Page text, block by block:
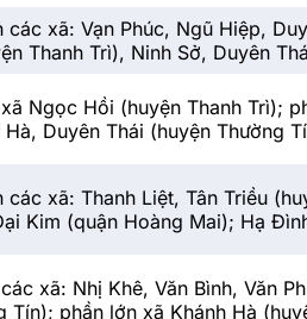
các xã: Vạn Phúc, Ngũ Hiệp,
Thanh Trì), Ninh Sở, Duyên
Ngọc Hồi (huyện Thanh Trì);
Duyên Thái (huyện Thường
các xã: Thanh Liệt, Tân Triều
Kim (quận Hoàng Mai); Hạ
xã: Nhị Khê, Văn Bình, Văn
Tín); phần lớn xã Khánh Hà